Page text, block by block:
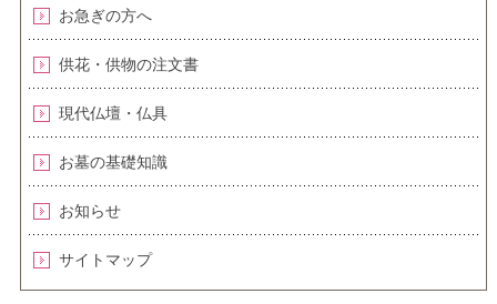
お急ぎの方へ
供花・供物の注文書
現代仏壇・仏具
お墓の基礎知識
お知らせ
サイトマップ